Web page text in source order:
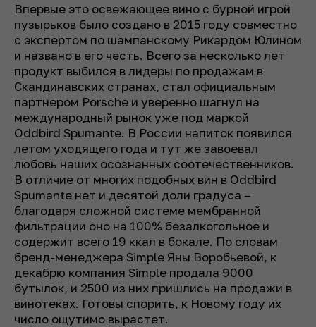
Впервые это освежающее вино с бурной игрой
пузырьков было создано в 2015 году совместно
с экспертом по шампанскому Рикардом Юлином
и названо в его честь. Всего за несколько лет
продукт выбился в лидеры по продажам в
Скандинавских странах, стал официальным
партнером Porsche и уверенно шагнул на
международный рынок уже под маркой
Oddbird Spumante. В России напиток появился
летом уходящего года и тут же завоевал
любовь наших осознанных соотечественников.
В отличие от многих подобных вин в Oddbird
Spumante нет и десятой доли градуса –
благодаря сложной системе мембранной
фильтрации оно на 100% безалкогольное и
содержит всего 19 ккал в бокале. По словам
бренд-менеджера Simple Яны Воробьевой, к
декабрю компания Simple продала 9000
бутылок, и 2500 из них пришлись на продажи в
винотеках. Готовы спорить, к Новому году их
число ощутимо вырастет.